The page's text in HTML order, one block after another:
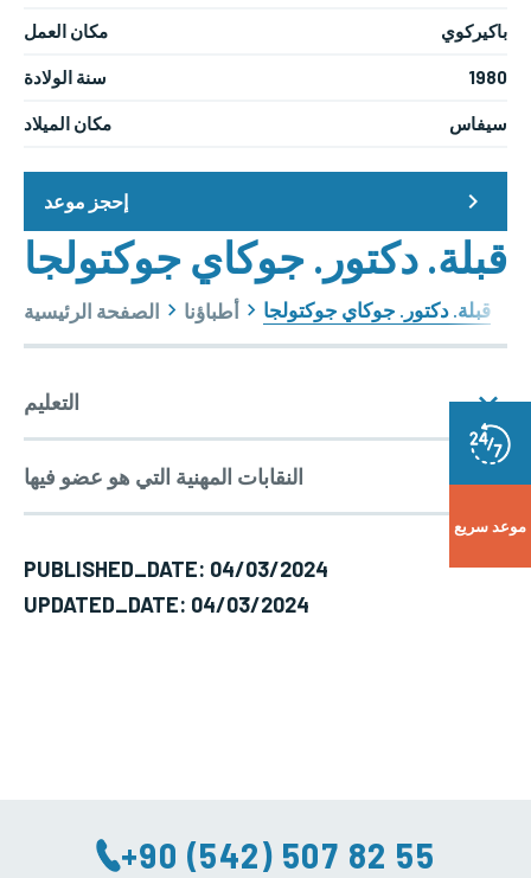
قبلة. دكتور. جوكاي جوكتولجا
الصفحة الرئيسية أطباؤنا قبلة. دكتور. جوكاي جوكتولجا
التعليم
الخلفية التعليمية
مجال الخبرة
الجلوكوما، إعتام عدسة العين، شبكية العين
النقابات المهنية التي هو عضو فيها
PUBLISHED_DATE: 04/03/2024
UPDATED_DATE: 04/03/2024
مكان العمل باكيركوي
سنة الولادة 1980
مكان الميلاد سيفاس
إحجز موعد
+90 (542) 507 82 55
موعد سريع